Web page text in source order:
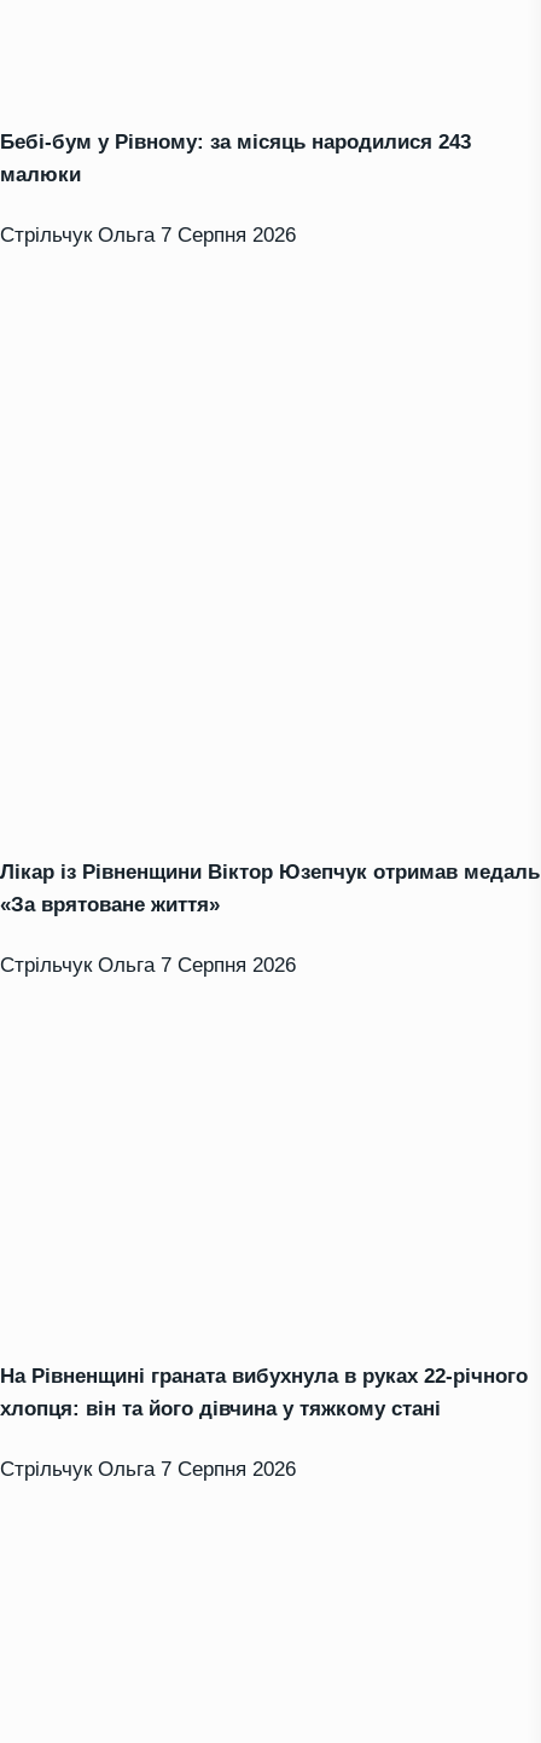
Бебі-бум у Рівному: за місяць народилися 243
малюки
Стрільчук Ольга 7 Серпня 2026
Лікар із Рівненщини Віктор Юзепчук отримав медаль
«За врятоване життя»
Стрільчук Ольга 7 Серпня 2026
На Рівненщині граната вибухнула в руках 22-річного
хлопця: він та його дівчина у тяжкому стані
Стрільчук Ольга 7 Серпня 2026